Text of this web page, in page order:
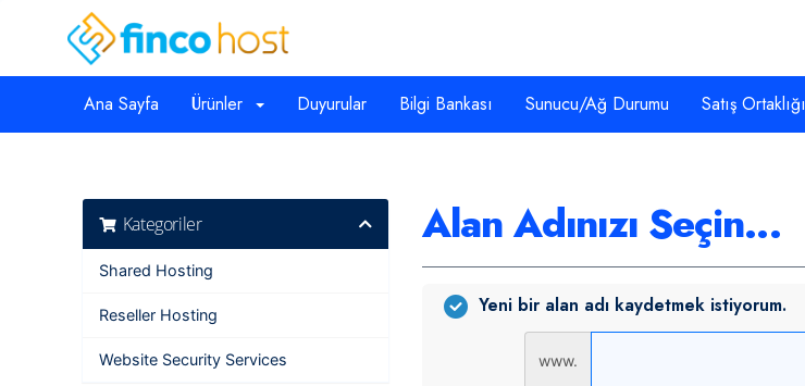
Ana Sayfa Ürünler Duyurular Bilgi Bankası Sunucu/Ağ Durumu Satış Ortaklığı
Kategoriler
Shared Hosting
Reseller Hosting
Website Security Services
Alan Adınızı Seçin...
Yeni bir alan adı kaydetmek istiyorum.
www.